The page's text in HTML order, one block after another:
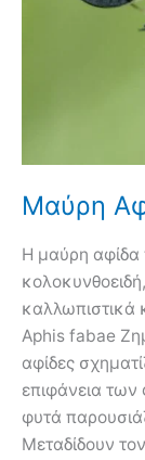
Μαύρη
Η μαύρη αφίδα
καλλωπιστικά
Aphis fabae
αφίδες
επιφάνεια
φυτά
Μεταδίδουν